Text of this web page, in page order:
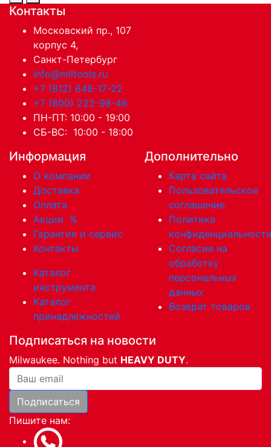
Контакты
Московский пр., 107
корпус 4,
Санкт-Петербург
info@miltools.ru
+7 (812) 648-17-22
+7 (800) 222-98-46
ПН-ПТ: 10:00 - 19:00
СБ-ВС: 10:00 - 18:00
Информация
О компании
Доставка
Оплата
Акции %
Гарантия и сервис
Контакты
Каталог
инструмента
Каталог
принадлежностей
Дополнительно
Карта сайта
Пользовательское
соглашение
Политика
Согласие на
обработку
персональных
данных
Возврат товаров
Подписаться на новости
Milwaukee. Nothing but HEAVY DUTY.
Ваша почта
Подписаться
Пишите нам: